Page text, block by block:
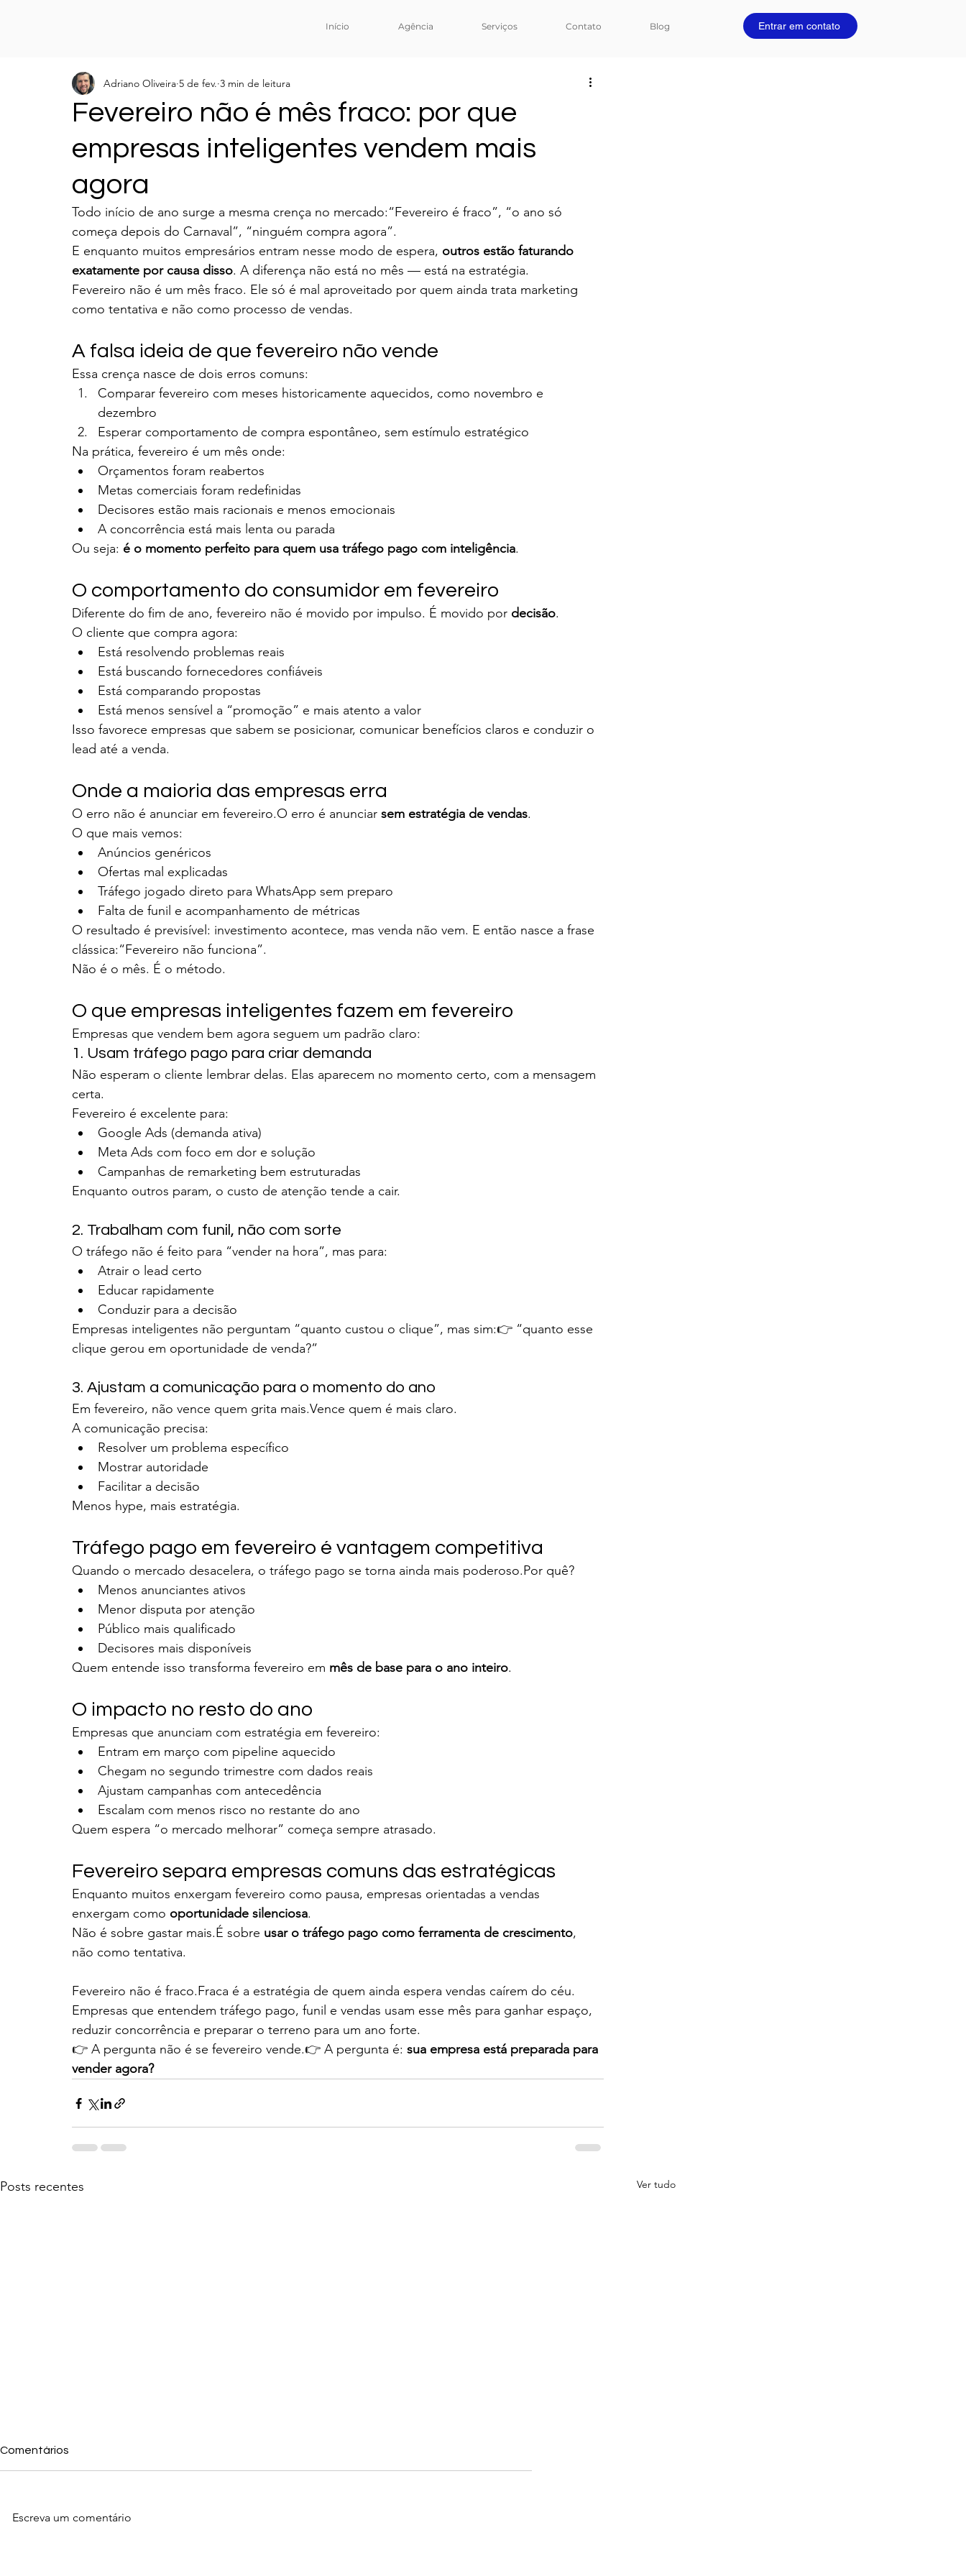
Início Agência Serviços Contato Blog Entrar em contato
Fevereiro não é mês fraco: por que
empresas inteligentes vendem mais
agora
Adriano Oliveira 5 de fev. 3 min de leitura
Todo início de ano surge a mesma crença no mercado:“Fevereiro é fraco”, “o ano só
começa depois do Carnaval”, “ninguém compra agora”.
E enquanto muitos empresários entram nesse modo de espera, outros estão faturando
exatamente por causa disso. A diferença não está no mês — está na estratégia.
Fevereiro não é um mês fraco. Ele só é mal aproveitado por quem ainda trata marketing
como tentativa e não como processo de vendas.
A falsa ideia de que fevereiro não vende
Essa crença nasce de dois erros comuns:
Comparar fevereiro com meses historicamente aquecidos, como novembro e
dezembro
Esperar comportamento de compra espontâneo, sem estímulo estratégico
Na prática, fevereiro é um mês onde:
Orçamentos foram reabertos
Metas comerciais foram redefinidas
Decisores estão mais racionais e menos emocionais
A concorrência está mais lenta ou parada
Ou seja: é o momento perfeito para quem usa tráfego pago com inteligência.
O comportamento do consumidor em fevereiro
Diferente do fim de ano, fevereiro não é movido por impulso. É movido por decisão.
O cliente que compra agora:
Está resolvendo problemas reais
Está buscando fornecedores confiáveis
Está comparando propostas
Está menos sensível a “promoção” e mais atento a valor
Isso favorece empresas que sabem se posicionar, comunicar benefícios claros e conduzir o
lead até a venda.
Onde a maioria das empresas erra
O erro não é anunciar em fevereiro.O erro é anunciar sem estratégia de vendas.
O que mais vemos:
Anúncios genéricos
Ofertas mal explicadas
Tráfego jogado direto para WhatsApp sem preparo
Falta de funil e acompanhamento de métricas
O resultado é previsível: investimento acontece, mas venda não vem. E então nasce a frase
clássica:“Fevereiro não funciona”.
Não é o mês. É o método.
O que empresas inteligentes fazem em fevereiro
Empresas que vendem bem agora seguem um padrão claro:
1. Usam tráfego pago para criar demanda
Não esperam o cliente lembrar delas. Elas aparecem no momento certo, com a mensagem
certa.
Fevereiro é excelente para:
Google Ads (demanda ativa)
Meta Ads com foco em dor e solução
Campanhas de remarketing bem estruturadas
Enquanto outros param, o custo de atenção tende a cair.
2. Trabalham com funil, não com sorte
O tráfego não é feito para “vender na hora”, mas para:
Atrair o lead certo
Educar rapidamente
Conduzir para a decisão
Empresas inteligentes não perguntam “quanto custou o clique”, mas sim:👉 “quanto esse
clique gerou em oportunidade de venda?”
3. Ajustam a comunicação para o momento do ano
Em fevereiro, não vence quem grita mais.Vence quem é mais claro.
A comunicação precisa:
Resolver um problema específico
Mostrar autoridade
Facilitar a decisão
Menos hype, mais estratégia.
Tráfego pago em fevereiro é vantagem competitiva
Quando o mercado desacelera, o tráfego pago se torna ainda mais poderoso.Por quê?
Menos anunciantes ativos
Menor disputa por atenção
Público mais qualificado
Decisores mais disponíveis
Quem entende isso transforma fevereiro em mês de base para o ano inteiro.
O impacto no resto do ano
Empresas que anunciam com estratégia em fevereiro:
Entram em março com pipeline aquecido
Chegam no segundo trimestre com dados reais
Ajustam campanhas com antecedência
Escalam com menos risco no restante do ano
Quem espera “o mercado melhorar” começa sempre atrasado.
Fevereiro separa empresas comuns das estratégicas
Enquanto muitos enxergam fevereiro como pausa, empresas orientadas a vendas
enxergam como oportunidade silenciosa.
Não é sobre gastar mais.É sobre usar o tráfego pago como ferramenta de crescimento,
não como tentativa.
Fevereiro não é fraco.Fraca é a estratégia de quem ainda espera vendas caírem do céu.
Empresas que entendem tráfego pago, funil e vendas usam esse mês para ganhar espaço,
reduzir concorrência e preparar o terreno para um ano forte.
👉 A pergunta não é se fevereiro vende.👉 A pergunta é: sua empresa está preparada para
vender agora?
Posts recentes Ver tudo
Comentários
Escreva um comentário